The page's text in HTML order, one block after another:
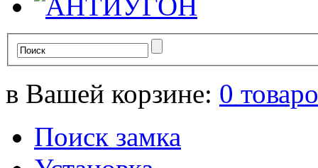
в Вашей корзине: 0
Поиск замка